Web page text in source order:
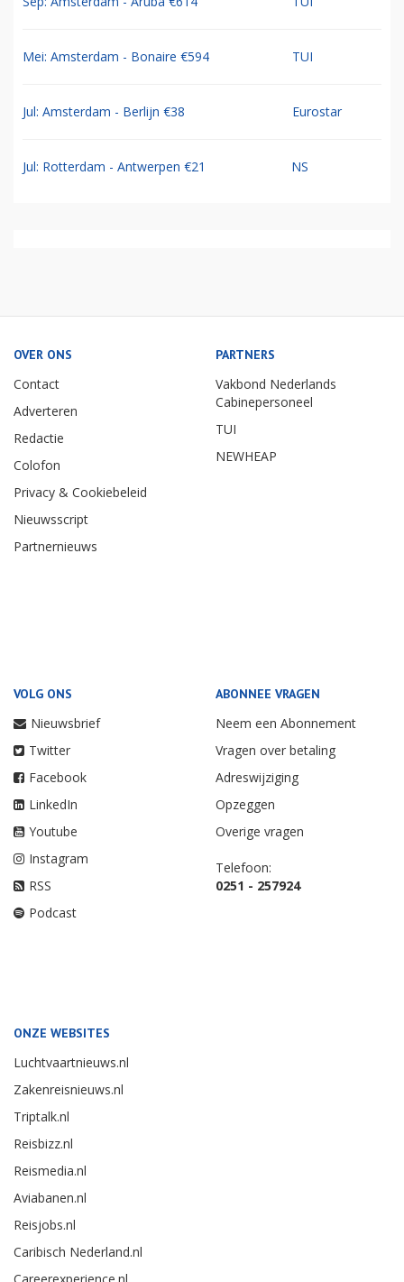
Mei: Amsterdam - Bonaire €594 TUI
Jul: Amsterdam - Berlijn €38 Eurostar
Jul: Rotterdam - Antwerpen €21 NS
OVER ONS
Contact
Adverteren
Redactie
Colofon
Privacy & Cookiebeleid
Nieuwsscript
Partnernieuws
PARTNERS
Vakbond Nederlands
Cabinepersoneel
TUI
NEWHEAP
VOLG ONS
Nieuwsbrief
Twitter
Facebook
LinkedIn
Youtube
Instagram
RSS
Podcast
ABONNEE VRAGEN
Neem een Abonnement
Vragen over betaling
Adreswijziging
Opzeggen
Overige vragen
Telefoon:
0251 - 257924
ONZE WEBSITES
Luchtvaartnieuws.nl
Zakenreisnieuws.nl
Triptalk.nl
Reisbizz.nl
Reismedia.nl
Aviabanen.nl
Reisjobs.nl
Caribisch Nederland.nl